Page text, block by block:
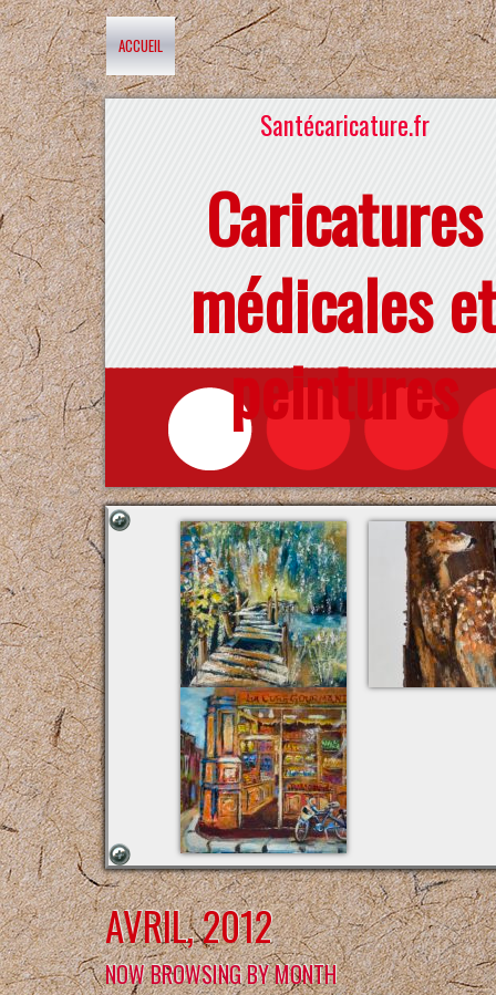
ACCUEIL
Santécaricature.fr
Caricatures
médicales
peintures
AVRIL, 2012
NOW BROWSING BY MONTH